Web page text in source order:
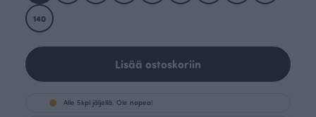
140
Lisää ostoskoriin
Alle 5kpl jäljellä. Ole nopea!